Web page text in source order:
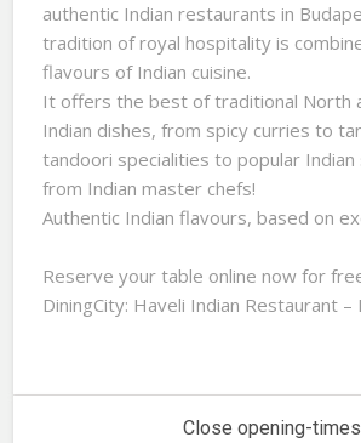
authentic Indian restaurants in
tradition of royal hospitality is
flavours of Indian cuisine.
It offers the best of traditional North
Indian dishes, from spicy curries to
tandoori specialities to popular
from Indian master chefs!
Authentic Indian flavours, based on
Reserve your table online now for
DiningCity: Haveli Indian Restaurant
Close opening-times